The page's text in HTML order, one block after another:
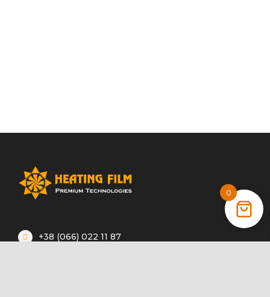
+38 (066) 022 11 87
0